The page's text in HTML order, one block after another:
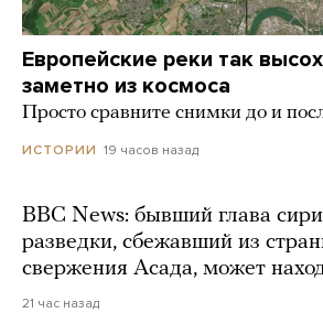
Европейские реки так
заметно из космоса
Просто сравните снимки до и
ИСТОРИИ 19 часов назад
BBC News: бывший глава
разведки, сбежавший из
свержения Асада, может
21 час назад